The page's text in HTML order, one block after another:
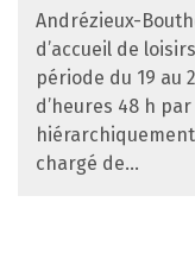
Andrézieux-
d’accueil de
période du 19 au
d’heures 48 h
chargé de...